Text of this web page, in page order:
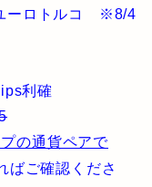
ーロトルコ ※8/4
利確
の通貨ペアで
ばご確認くださ